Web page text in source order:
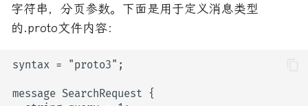
软件架构与设计
字符串，分页参数。下面是用于定义消息类型
的.proto文件内容：